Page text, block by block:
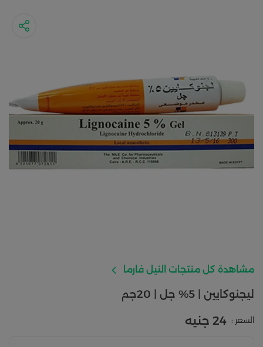
مشاهدة كل منتجات النيل فارما
ليجنوكايين | 5% جل | 20جم
السعر : 24 جنيه